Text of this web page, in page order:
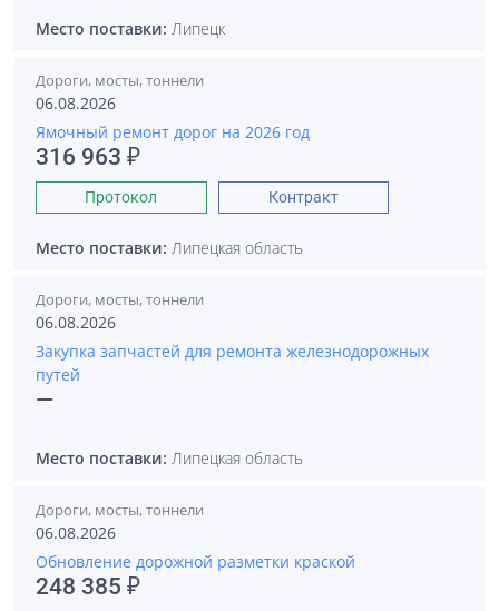
Место поставки: Липецк
Дороги, мосты, тоннели
06.08.2026
Ямочный ремонт дорог на 2026 год
316 963 ₽
Протокол Контракт
Место поставки: Липецкая область
Дороги, мосты, тоннели
06.08.2026
Закупка запчастей для ремонта железнодорожных
путей
—
Место поставки: Липецкая область
Дороги, мосты, тоннели
06.08.2026
Обновление дорожной разметки краской
248 385 ₽